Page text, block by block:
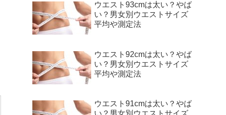
ウエスト93cmは太い？やば
い？男女別ウエストサイズ
平均や測定法
ウエスト92cmは太い？やば
い？男女別ウエストサイズ
平均や測定法
ウエスト91cmは太い？やば
い？男女別ウエストサイズ